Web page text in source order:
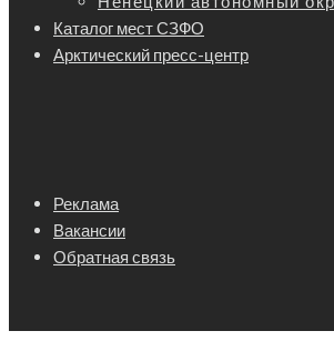
Каталог мест СЗФО
Арктический пресс-центр
Реклама
Вакансии
Обратная связь